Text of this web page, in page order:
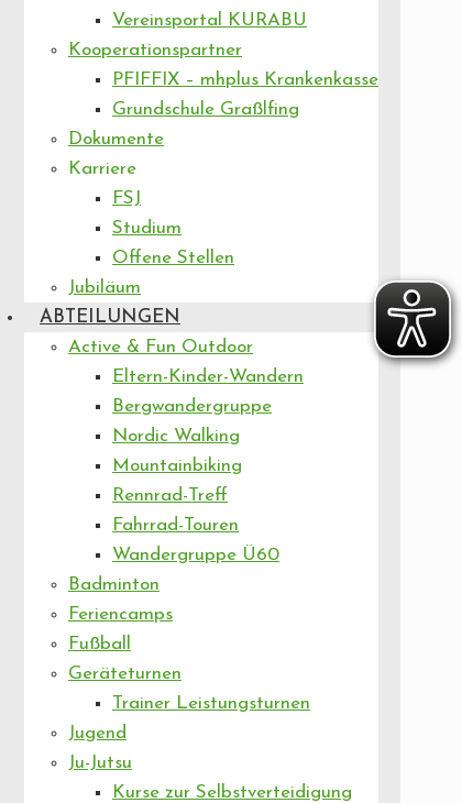
Vereinsportal KURABU
Kooperationspartner
PFIFFIX – mhplus Krankenkasse
Grundschule Graßlfing
Dokumente
Karriere
FSJ
Studium
Offene Stellen
Jubiläum
ABTEILUNGEN
Active & Fun Outdoor
Eltern-Kinder-Wandern
Bergwandergruppe
Nordic Walking
Mountainbiking
Rennrad-Treff
Fahrrad-Touren
Wandergruppe Ü60
Badminton
Feriencamps
Fußball
Geräteturnen
Trainer Leistungsturnen
Jugend
Ju-Jutsu
Kurse zur Selbstverteidigung